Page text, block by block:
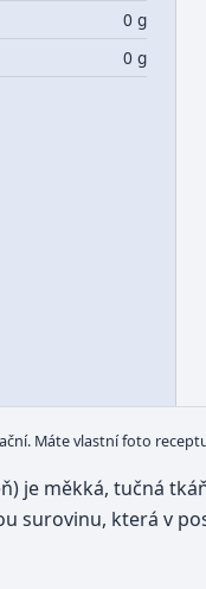
0 g
0 g
Máte vlastní foto
je měkká, tučná
surovinu, která v